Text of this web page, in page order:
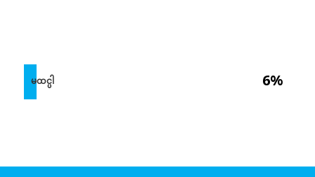
6%
မထင္ပါ